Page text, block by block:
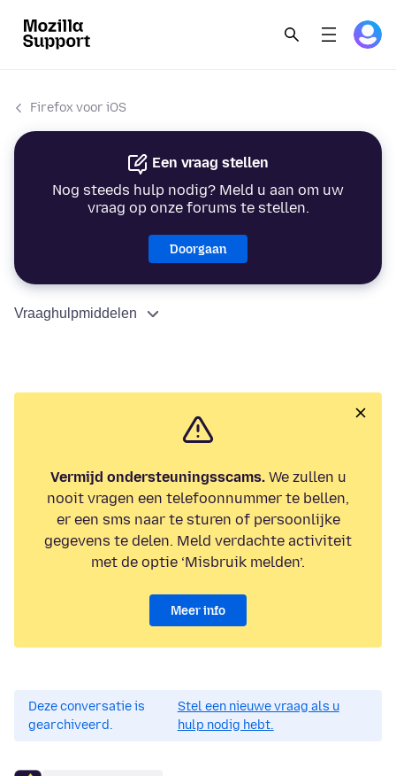
Firefox voor iOS
Een vraag stellen
Nog steeds hulp nodig? Meld u aan om uw
vraag op onze forums te stellen.
Doorgaan
Vraaghulpmiddelen
Vermijd ondersteuningsscams.We zullen u
nooit vragen een telefoonnummer te bellen,
er een sms naar te sturen of persoonlijke
gegevens te delen. Meld verdachte activiteit
met de optie ‘Misbruik melden’.
Meer info
Deze conversatie is
gearchiveerd.
Stel een nieuwe vraag als u
hulp nodig hebt.